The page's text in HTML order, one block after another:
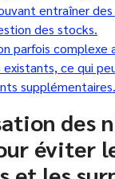
entraîner
des stocks.
parfois complexe
existants, ce qui
supplémentaires.
des
éviter